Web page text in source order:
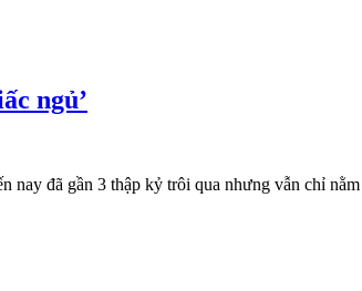
ngủ’
đã gần 3 thập kỷ trôi qua nhưng vẫn chỉ